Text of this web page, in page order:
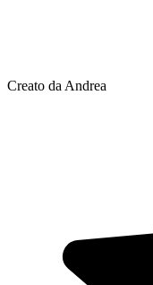
Creato da Andrea